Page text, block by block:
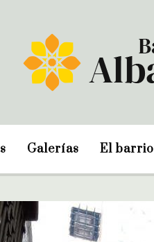
Galerías El barrio